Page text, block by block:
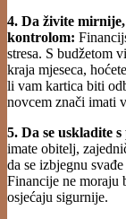
4. Da živite
kontrolom:
stresa. S budžetom
kraja mjeseca,
li vam kartica biti
novcem znači imati
5. Da se uskladite
imate obitelj,
da se izbjegnu
Financije ne moraju
osjećaju sigurnije.